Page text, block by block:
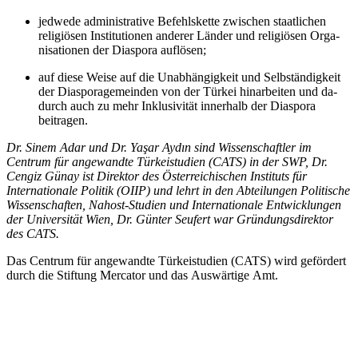
jedwede administrative Befehlskette zwischen staatlichen
religiösen Institu­tionen anderer Länder und religiösen Orga­
nisationen der Diaspora auflösen;
auf diese Weise auf die Unabhängigkeit und Selbständigkeit
der Diasporagemein­den von der Türkei hinarbeiten und da­
durch auch zu mehr Inklusivität innerhalb der Diaspora
beitragen.
Dr. Sinem Adar und Dr. Yaşar Aydın sind Wissenschaftler im
Centrum für angewandte Türkeistudien (CATS) in der SWP, Dr.
Cengiz Günay ist Direktor des Österreichischen Instituts für
Internationale Politik (OIIP) und lehrt in den Abteilungen Politische
Wissenschaften, Nahost-Studien und Internationale Entwicklungen
der Universität Wien, Dr. Günter Seufert war Gründungsdirektor
des CATS.
Das Centrum für angewandte Türkeistudien (CATS) wird gefördert
durch die Stiftung Mercator und das Auswärtige Amt.